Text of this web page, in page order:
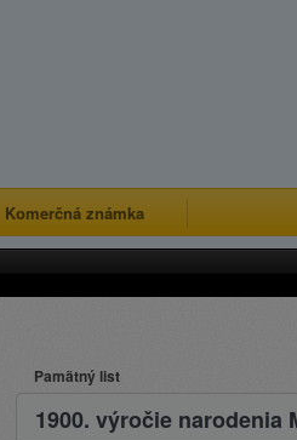
Komerčná známka
Pamätný list
1900. výročie narodenia